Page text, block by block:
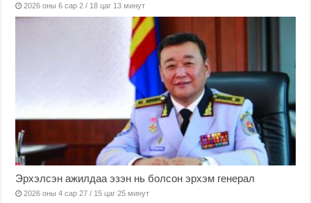
2026 оны 6 сар 2 / 18 цаг 13 минут
Эрхэлсэн ажилдаа эзэн нь болсон эрхэм генерал
2026 оны 4 сар 27 / 15 цаг 25 минут